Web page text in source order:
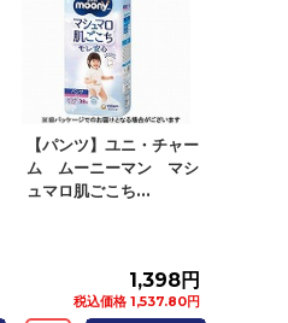
【パンツ】ユニ・チャー
ム ムーニーマン マシ
ュマロ肌ごこち...
1,398円
税込価格 1,537.80円